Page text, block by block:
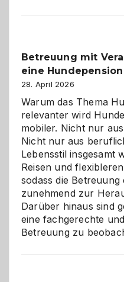
Betreuung mit
eine
28. April 2026
Warum das Thema
relevanter wird
mobiler. Nicht nur
Nicht nur aus
Lebensstil insgesamt
Reisen und
sodass die Betreuung
zunehmend zur
Darüber hinaus sind
eine fachgerechte
Betreuung zu